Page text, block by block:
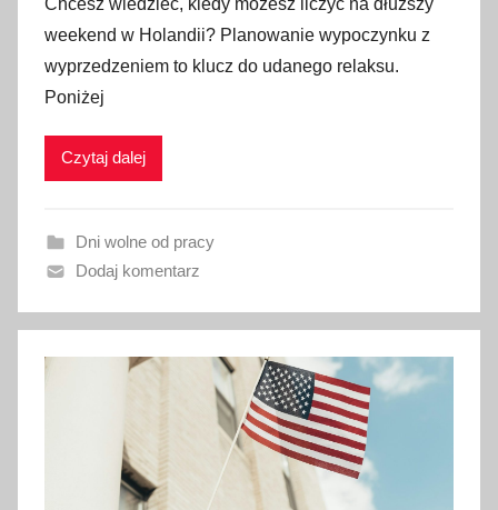
u
b
l
i
w
n
o
s
t
weekend w Holandii? Planowanie wypoczynku z
wyprzedzeniem to klucz do udanego relaksu.
Poniżej
Czytaj dalej
Dni wolne od pracy
Dodaj komentarz